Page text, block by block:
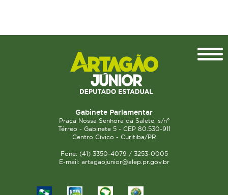
Gabinete Parlamentar
Praça Nossa Senhora da Salete, s/n°
Térreo - Gabinete 5 - CEP 80.530-911
Centro Cívico - Curitiba/PR
Fone: (41) 3350-4079 / 3253-0005
E-mail: artagaojunior@alep.pr.gov.br